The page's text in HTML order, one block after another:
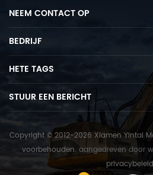
NEEM CONTACT OP
BEDRIJF
HETE TAGS
STUUR EEN BERICHT
Copyright © 2012-2026 Xiamen Yintai
voorbehouden. aangedreven door
privacybeleid